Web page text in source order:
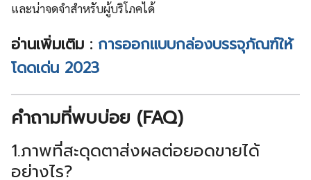
และน่าจดจำสำหรับผู้บริโภคได้
อ่านเพิ่มเติม : การออกแบบกล่องบรรจุภัณฑ์ให้
โดดเด่น 2023
คำถามที่พบบ่อย (FAQ)
1.ภาพที่สะดุดตาส่งผลต่อยอดขายได้
อย่างไร?